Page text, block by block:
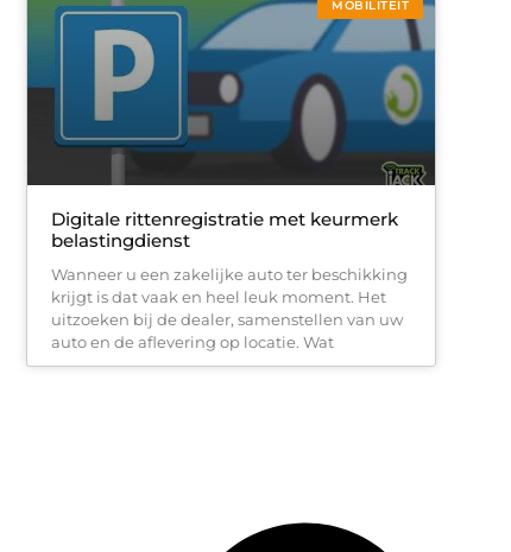
MOBILITEIT
Digitale rittenregistratie met keurmerk
belastingdienst
Wanneer u een zakelijke auto ter beschikking
krijgt is dat vaak en heel leuk moment. Het
uitzoeken bij de dealer, samenstellen van uw
auto en de aflevering op locatie. Wat